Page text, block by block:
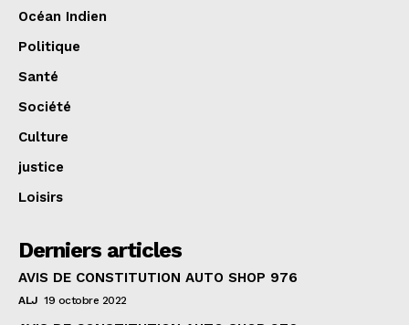
Océan Indien
Politique
Santé
Société
Culture
justice
Loisirs
Derniers articles
AVIS DE CONSTITUTION AUTO SHOP 976
ALJ 19 octobre 2022